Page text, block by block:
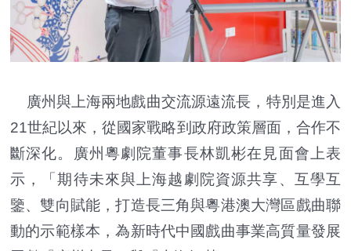
廣州與上海兩地戲曲交流源遠流長，特別是進入
21世紀以來，從國家戰略到政府政策層面，合作不
斷深化。廣州粵劇院董事長林凱彬在見面會上表
示，「期待未來與上海越劇院資源共享、互學互
鑒、雙向賦能，打造長三角與粵港澳大灣區戲曲聯
動的示範樣本，為新時代中國戲曲事業高質量發展